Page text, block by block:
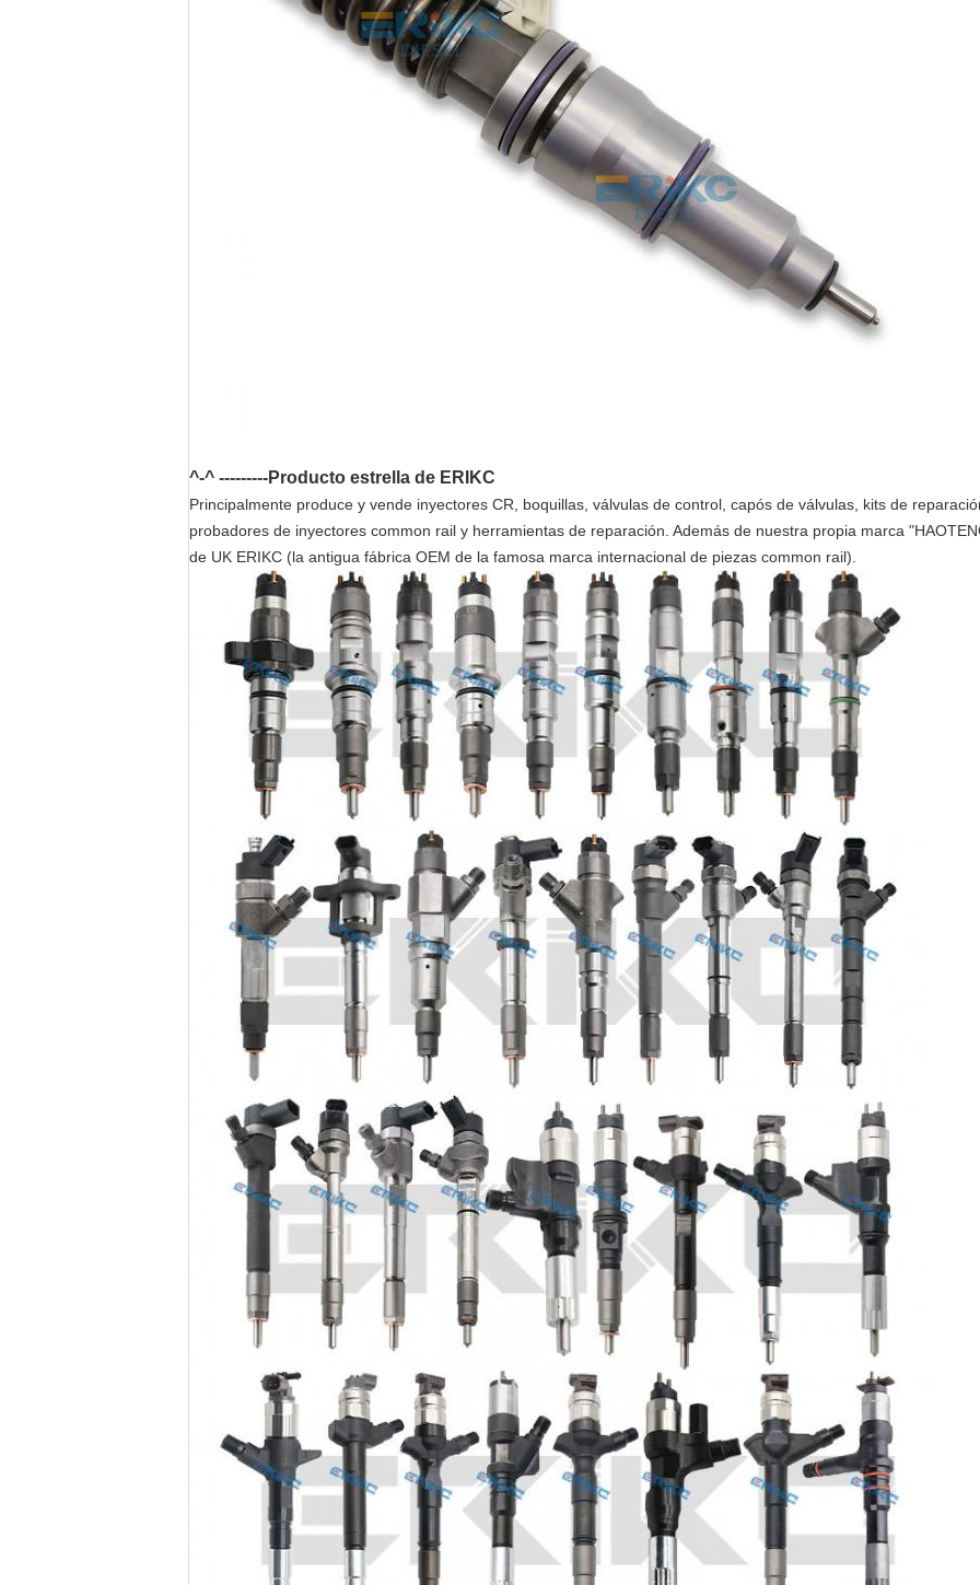
^-^ ---------Producto estrella de ERIKC
Principalmente produce y vende inyectores CR, boquillas, válvulas de control, capós de válvulas, kits de
probadores de inyectores common rail y herramientas de reparación. Además de nuestra propia marca
de UK ERIKC (la antigua fábrica OEM de la famosa marca internacional de piezas common rail).